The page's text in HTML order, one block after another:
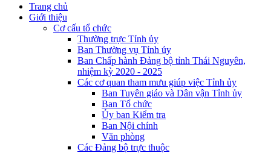
Trang chủ
Giới thiệu
Cơ cấu tổ chức
Thường trực Tỉnh ủy
Ban Thường vụ Tỉnh ủy
Ban Chấp hành Đảng bộ tỉnh Thái Nguyên,
nhiệm kỳ 2020 - 2025
Các cơ quan tham mưu giúp việc Tỉnh ủy
Ban Tuyên giáo và Dân vận Tỉnh ủy
Ban Tổ chức
Ủy ban Kiểm tra
Ban Nội chính
Văn phòng
Các Đảng bộ trực thuộc